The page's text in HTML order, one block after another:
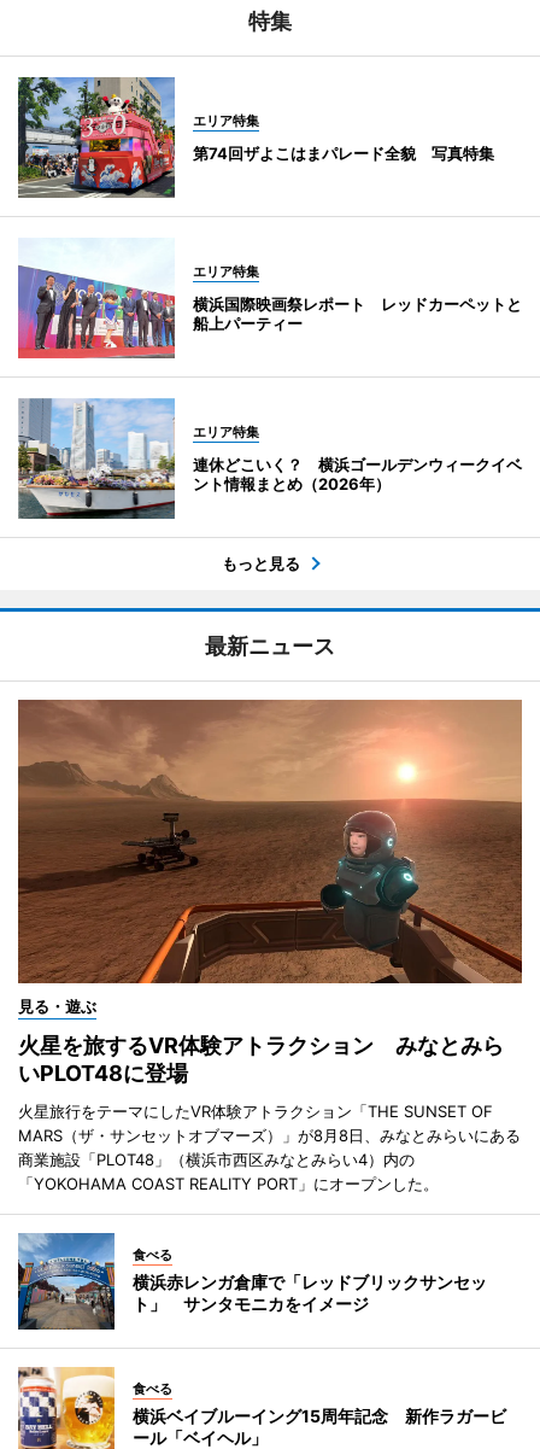
特集
エリア特集
第74回ザよこはまパレード全貌 写真特集
エリア特集
横浜国際映画祭レポート レッドカーペットと
船上パーティー
エリア特集
連休どこいく？ 横浜ゴールデンウィークイベ
ント情報まとめ（2026年）
もっと見る
最新ニュース
見る・遊ぶ
火星を旅するVR体験アトラクション みなとみら
いPLOT48に登場
火星旅行をテーマにしたVR体験アトラクション「THE SUNSET OF
MARS（ザ・サンセットオブマーズ）」が8月8日、みなとみらいにある
商業施設「PLOT48」（横浜市西区みなとみらい4）内の
「YOKOHAMA COAST REALITY PORT」にオープンした。
食べる
横浜赤レンガ倉庫で「レッドブリックサンセッ
ト」 サンタモニカをイメージ
食べる
横浜ベイブルーイング15周年記念 新作ラガービ
ール「ベイヘル」